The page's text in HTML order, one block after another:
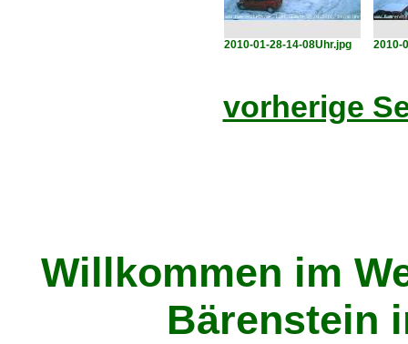
2010-01-28-14-08Uhr.jpg 2010-
vorherige
Willkommen im
Bärenstein